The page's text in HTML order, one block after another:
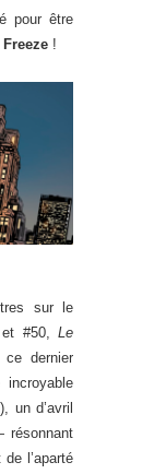
pour être
Freeze !
sur le
#50, Le
dernier
un d’avril
l’aparté